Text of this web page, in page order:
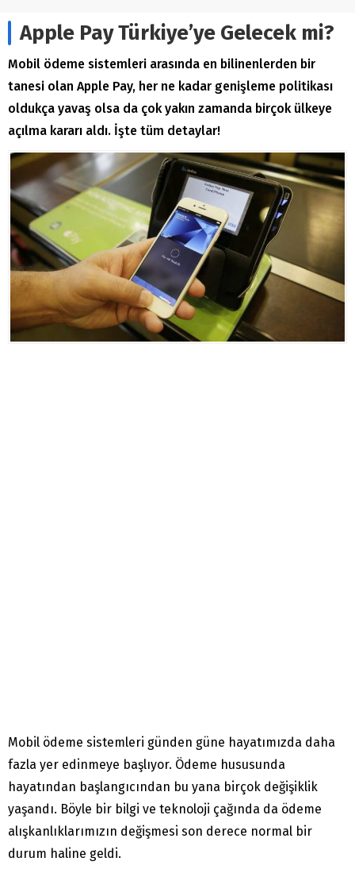
Apple Pay Türkiye’ye Gelecek mi?
Mobil ödeme sistemleri arasında en bilinenlerden bir
tanesi olan Apple Pay, her ne kadar genişleme politikası
oldukça yavaş olsa da çok yakın zamanda birçok ülkeye
açılma kararı aldı. İşte tüm detaylar!
Mobil ödeme sistemleri günden güne hayatımızda daha
fazla yer edinmeye başlıyor. Ödeme hususunda
hayatından başlangıcından bu yana birçok değişiklik
yaşandı. Böyle bir bilgi ve teknoloji çağında da ödeme
alışkanlıklarımızın değişmesi son derece normal bir
durum haline geldi.